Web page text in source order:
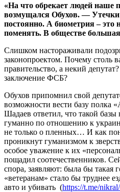
«На что обрекает людей наше п
возмущался Обухов. — Утечки
постоянно. А биометрия – это
поменять. В обществе большая
Слишком настораживали
законопроектом. Почему столь
правительство, а некий
заключение ФСБ?
Обухов припомнил свой
возможности вести базу полка
Шадаев ответил, что такой базы
гуманно по отношению к
не только о пленных… И как
проникнут гуманизмом к
особое уважение к их
пощадил соотечественников.
спора, заявляют: была бы такая
«ветеранам» стало бы труднее
авто и убивать (https://t.me/